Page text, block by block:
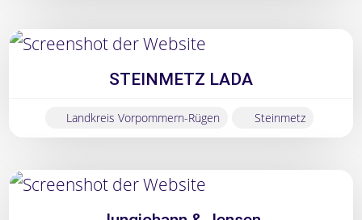
STEINMETZ LADA
Landkreis Vorpommern-Rügen Steinmetz